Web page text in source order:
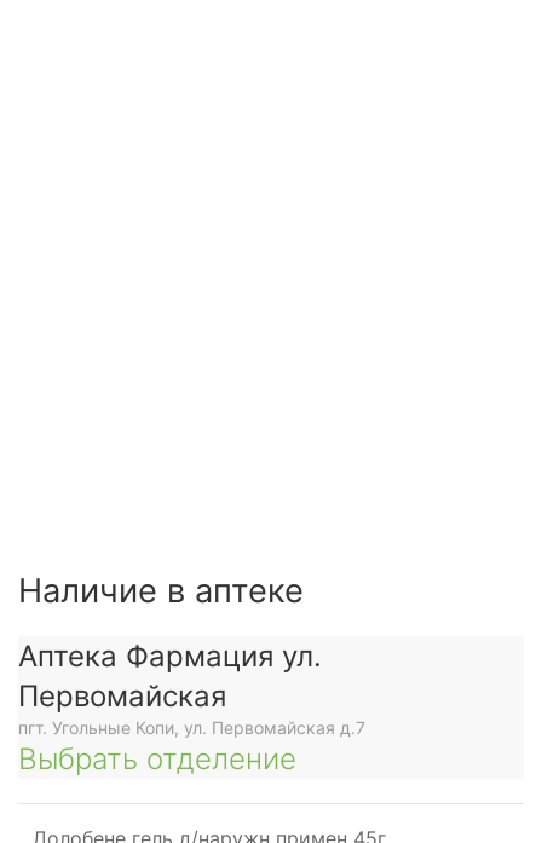
Наличие в аптеке
Аптека Фармация ул.
Первомайская
пгт. Угольные Копи, ул. Первомайская д.7
Выбрать отделение
Долобене гель д/наружн примен 45г